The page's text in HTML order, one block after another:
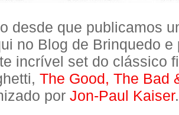
desde que publicamos
no Blog de Brinquedo e
incrível set do clássico
The Good, The Bad
por Jon-Paul Kaiser.